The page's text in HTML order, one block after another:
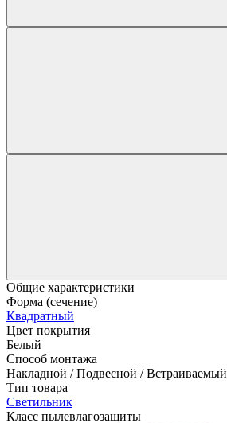
Общие характеристики
Форма (сечение)
Квадратный
Цвет покрытия
Белый
Способ монтажа
Накладной / Подвесной / Встраиваемый
Тип товара
Светильник
Класс пылевлагозащиты